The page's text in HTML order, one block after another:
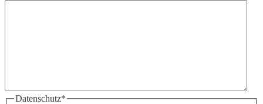
Datenschutz*